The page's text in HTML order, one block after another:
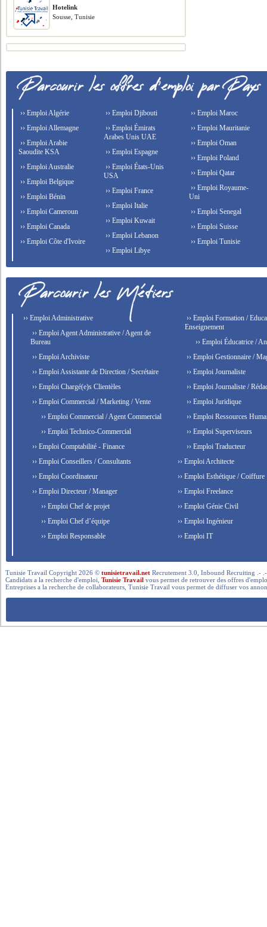
Hotelink
Sousse, Tunisie
›› Emploi Algérie
›› Emploi Allemagne
›› Emploi Arabie
Saoudite KSA
›› Emploi Australie
›› Emploi Belgique
›› Emploi Bénin
›› Emploi Cameroun
›› Emploi Canada
›› Emploi Côte d'Ivoire
›› Emploi Djibouti
›› Emploi Émirats
Arabes Unis UAE
›› Emploi Espagne
›› Emploi États-Unis
USA
›› Emploi France
›› Emploi Italie
›› Emploi Kuwait
›› Emploi Lebanon
›› Emploi Libye
›› Emploi Maroc
›› Emploi Mauritanie
›› Emploi Oman
›› Emploi Poland
›› Emploi Qatar
›› Emploi Royaume-
Uni
›› Emploi Senegal
›› Emploi Suisse
›› Emploi Tunisie
›› Emploi Administrative
›› Emploi Agent Administrative / Agent de
Bureau
›› Emploi Archiviste
›› Emploi Assistante de Direction / Secrétaire
›› Emploi Chargé(e)s Clientèles
›› Emploi Commercial / Marketing / Vente
›› Emploi Commercial / Agent Commercial
›› Emploi Technico-Commercial
›› Emploi Comptabilité - Finance
›› Emploi Conseillers / Consultants
›› Emploi Coordinateur
›› Emploi Directeur / Manager
›› Emploi Chef de projet
›› Emploi Chef d’équipe
›› Emploi Responsable
›› Emploi Formation /
Enseignement
›› Emploi Éducatrice /
›› Emploi Gestionnaire /
›› Emploi Journaliste
›› Emploi Journaliste /
›› Emploi Juridique
›› Emploi Ressources
›› Emploi Superviseurs
›› Emploi Traducteur
›› Emploi Architecte
›› Emploi Esthétique / Coiffure
›› Emploi Freelance
›› Emploi Génie Civil
›› Emploi Ingénieur
›› Emploi IT
Tunisie Travail Copyright 2026 ©tunisietravail.net Recrutement 3.0, Inbound Recruiting .-
Candidats a la recherche d'emploi,Tunisie Travail vous permet de retrouver des offres
Entreprises a la recherche de collaborateurs, Tunisie Travail vous permet de diffuser vos